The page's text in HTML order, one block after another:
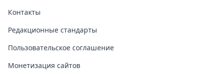
Контакты
Редакционные стандарты
Пользовательское соглашение
Монетизация сайтов